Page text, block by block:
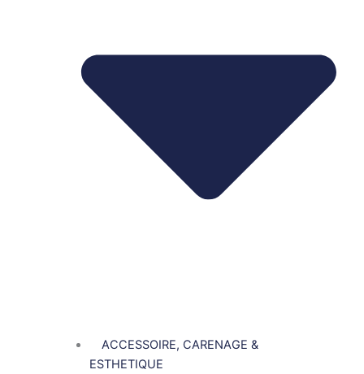
ACCESSOIRE, CARENAGE &
ESTHETIQUE